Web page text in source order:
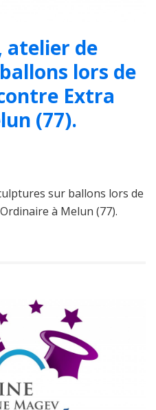
atelier de
lors de
Extra
(77).
sur ballons lors de
à Melun (77).